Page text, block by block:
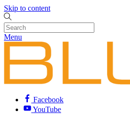
Skip to content
Menu
Facebook
YouTube